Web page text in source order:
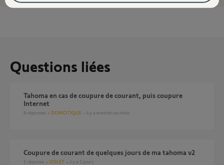
Questions liées
Tahoma en cas de coupure de courant, puis coupure
Internet
8 réponses DOMOTIQUE il y a environ un mois
Coupure de courant de quelques jours de ma tahoma v2
1 réponse VOLET il y a 2 jours